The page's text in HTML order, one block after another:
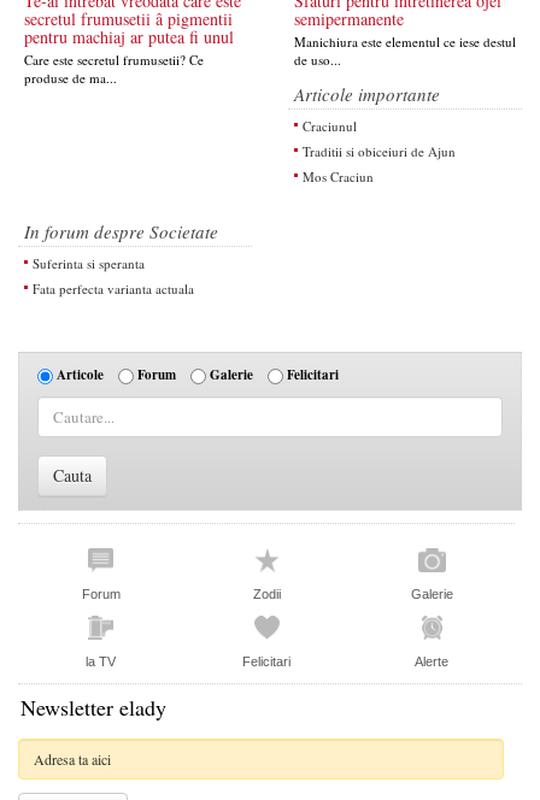
secretul frumusetii â pigmentii
pentru machiaj ar putea fi unul
Care este secretul frumusetii? Ce
produse de ma...
semipermanente
Manichiura este elementul ce iese destul
de uso...
Articole importante
Craciunul
Traditii si obiceiuri de Ajun
Mos Craciun
In forum despre Societate
Suferinta si speranta
Fata perfecta varianta actuala
Articole Forum Galerie Felicitari
Forum Zodii Galerie
la TV Felicitari Alerte
Newsletter elady